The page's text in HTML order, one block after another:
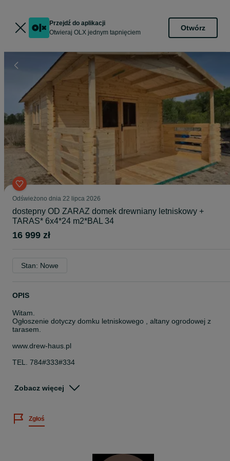
Przejdź do aplikacji
Otwieraj OLX jednym tapnięciem
Otwórz
Odświeżono dnia 22 lipca 2026
dostepny OD ZARAZ domek drewniany letniskowy +
TARAS* 6x4*24 m2*BAL 34
16 999 zł
Stan: Nowe
OPIS
Witam.
Ogłoszenie dotyczy domku letniskowego , altany ogrodowej z
tarasem.
www.drew-haus.pl
TEL. 784#333#334
Cena obejmuje kompletny domek:
- deski dachowe domek + taras
Zobacz więcej
Zgłoś